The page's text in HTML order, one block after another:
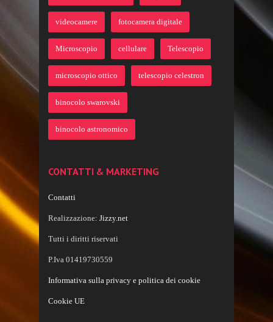
videocamere fotocamera digitale
Microscopio cellulare Telescopio
microscopio ottico telescopio celestron
binocolo swarovski
binocolo astronomico
CONTATTI & MARKETING
Contatti
Realizzazione: Jizzy.net
Tutti i diritti riservati
P.Iva 01419730559
Informativa sulla privacy e politica dei cookie
Cookie UE